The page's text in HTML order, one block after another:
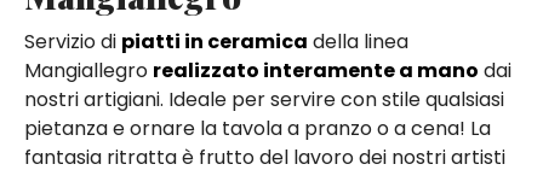
Servizio di piatti in ceramica della linea
Mangiallegro realizzato interamente a mano dai
nostri artigiani. Ideale per servire con stile qualsiasi
pietanza e ornare la tavola a pranzo o a cena! La
fantasia ritratta è frutto del lavoro dei nostri artisti